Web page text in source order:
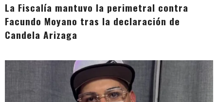
La Fiscalía mantuvo la perimetral contra
Facundo Moyano tras la declaración de
Candela Arizaga